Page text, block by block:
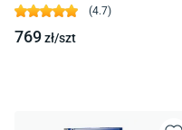
(4.7)
769zł/szt